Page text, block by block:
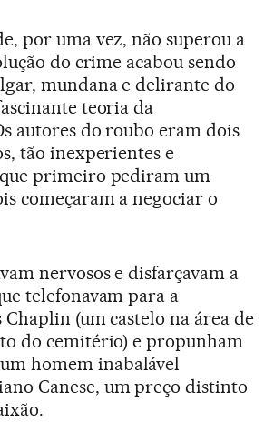
por uma vez, não superou a
do crime acabou sendo
mundana e delirante do
teoria da
autores do roubo eram dois
tão inexperientes e
primeiro pediram um
começaram a negociar o
nervosos e disfarçavam a
telefonavam para a
(um castelo na área de
do cemitério) e propunham
homem inabalável
Canese, um preço distinto